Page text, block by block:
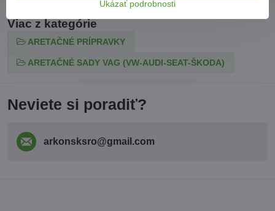
Viac z kategórie
ARETAČNÉ PRÍPRAVKY
ARETAČNÉ SADY VAG (VW-AUDI-SEAT-ŠKODA)
Neviete si poradiť?
arkonsksro​@gmail​.com
Ukázať podrobnosti